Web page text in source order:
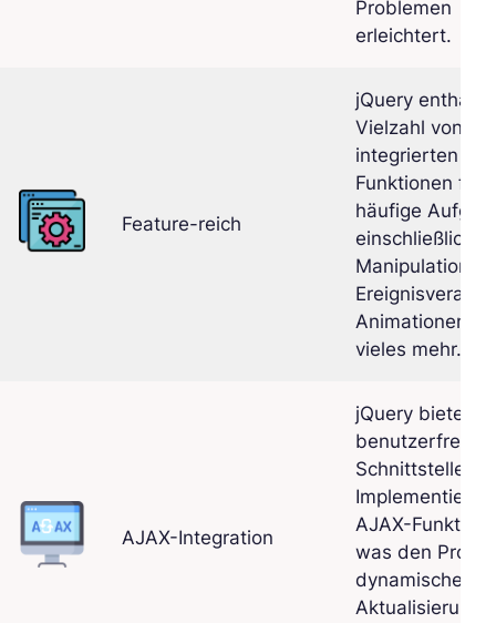
Problemen
erleichtert.
Feature-reich
jQuery enthält
Vielzahl von
integrierten
Funktionen für
häufige
einschließlich
Manipulation,
Animationen
vieles mehr.
AJAX-Integration
jQuery bietet
Schnittstelle
AJAX-
was den
dynamischen
Aktualisierung